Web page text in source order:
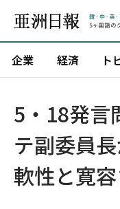
企業 経済 ト
5・18発言
テ副委員
軟性と寛